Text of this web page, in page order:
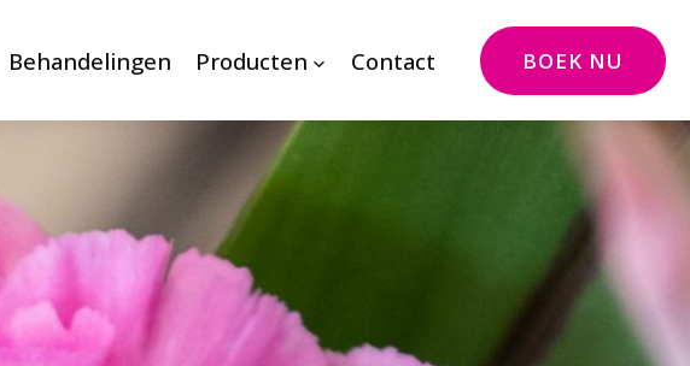
Behandelingen Producten Contact BOEK NU